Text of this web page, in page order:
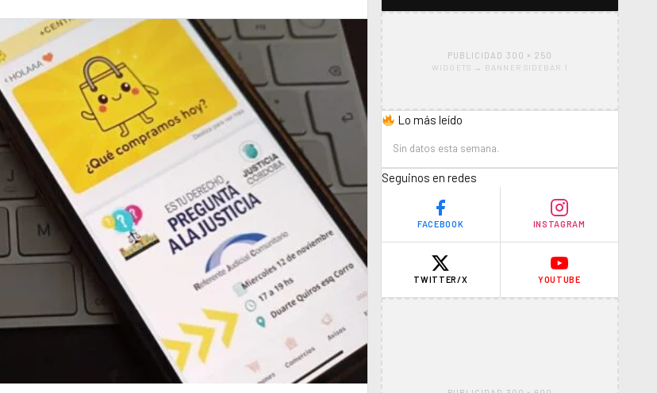
PUBLICIDAD 300 × 250
WIDGETS → BANNER SIDEBAR 1
Lo más leído
Sin datos esta semana.
Seguinos en redes
FACEBOOK INSTAGRAM
TWITTER/X YOUTUBE